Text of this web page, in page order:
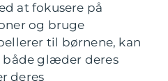
at fokusere på
og bruge
til børnene, kan
både glæder deres
deres